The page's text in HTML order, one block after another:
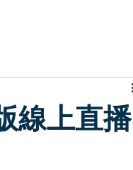
線上直播